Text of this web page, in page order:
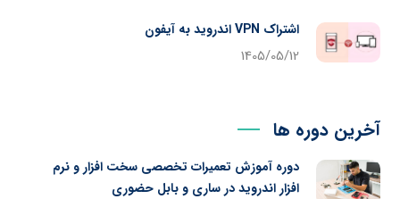
اشتراک VPN اندروید به آیفون
1405/05/12
آخرین دوره ها
دوره آموزش تعمیرات تخصصی سخت افزار و نرم
افزار اندروید در ساری و بابل حضوری